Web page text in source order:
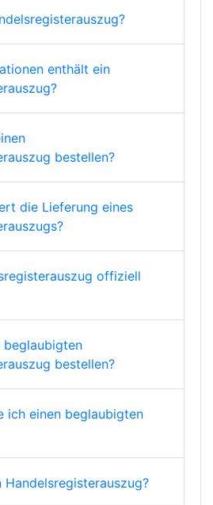
enthält ein
bestellen?
die Lieferung eines
offiziell
beglaubigten
bestellen?
ich einen beglaubigten
Handelsregisterauszug?